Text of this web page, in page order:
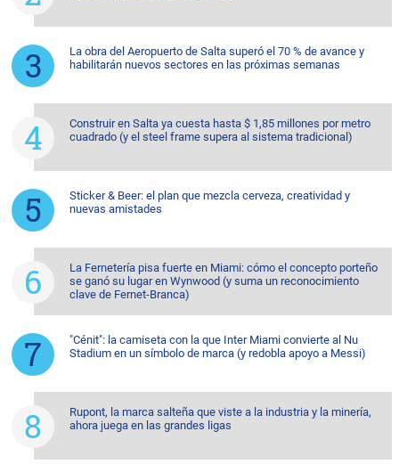
La obra del Aeropuerto de Salta superó el 70 % de avance y
habilitarán nuevos sectores en las próximas semanas
Construir en Salta ya cuesta hasta $ 1,85 millones por metro
cuadrado (y el steel frame supera al sistema tradicional)
Sticker & Beer: el plan que mezcla cerveza, creatividad y
nuevas amistades
La Fernetería pisa fuerte en Miami: cómo el concepto porteño
se ganó su lugar en Wynwood (y suma un reconocimiento
clave de Fernet-Branca)
"Cénit": la camiseta con la que Inter Miami convierte al Nu
Stadium en un símbolo de marca (y redobla apoyo a Messi)
Rupont, la marca salteña que viste a la industria y la minería,
ahora juega en las grandes ligas